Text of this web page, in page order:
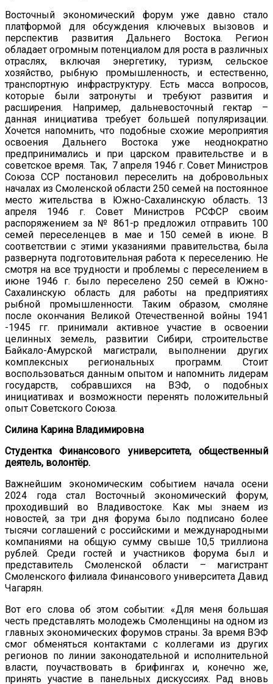
Восточный экономический форум уже давно стало
платформой для обсуждения ключевых вызовов и
перспектив развития Дальнего Востока. Регион
обладает огромным потенциалом для роста в различных
отраслях, включая энергетику, туризм, сельское
хозяйство, рыбную промышленность, и естественно,
транспортную инфраструктуру. Есть масса вопросов,
которые были затронуты и требуют развития и
расширения. Например, дальневосточный гектар –
данная инициатива требует большей популяризации.
Хочется напомнить, что подобные схожие мероприятия
освоения Дальнего Востока уже неоднократно
предпринимались и при царском правительстве и в
советское время. Так, 7 апреля 1946 г. Совет Министров
Союза ССР постановил переселить на добровольных
началах из Смоленской области 250 семей на постоянное
место жительства в Южно-Сахалинскую область. 13
апреля 1946 г. Совет Министров РСФСР своим
распоряжением за № 861-р предложил отправить 100
семей переселенцев в мае и 150 семей в июне. В
соответствии с этими указаниями правительства, была
развернута подготовительная работа к переселению. Не
смотря на все трудности и проблемы с переселением в
июне 1946 г. было переселено 250 семей в Южно-
Сахалинскую область для работы на предприятиях
рыбной промышленности. Таким образом, смоляне
после окончания Великой Отечественной войны 1941
-1945 гг. принимали активное участие в освоении
целинных земель, развитии Сибири, строительстве
Байкало-Амурской магистрали, выполнении других
комплексных региональных программ. Стоит
воспользоваться данным опытом и напомнить лидерам
государств, собравшихся на ВЭФ, о подобных
инициативах и возможности перенять положительный
опыт Советского Союза.
Силина Карина Владимировна
Студентка Финансового университета, общественный
деятель, волонтёр.
Важнейшим экономическим событием начала осени
2024 года стал Восточный экономический форум,
проходивший во Владивостоке. Как мы знаем из
новостей, за три дня форума было подписано более
тысячи соглашений с российскими и международными
компаниями на общую сумму свыше 10,5 триллиона
рублей. Среди гостей и участников форума был и
представитель Смоленской области – магистрант
Смоленского филиала Финансового университета Давид
Чагарян.
Вот его слова об этом событии: «Для меня большая
честь представлять молодежь Смоленщины на одном из
главных экономических форумов страны. За время ВЭФ
смог обменяться контактами с коллегами из других
регионов по линии законодательной и исполнительной
власти, поучаствовать в брифингах и, конечно же,
принять участие в панельных дискуссиях. Рад вновь